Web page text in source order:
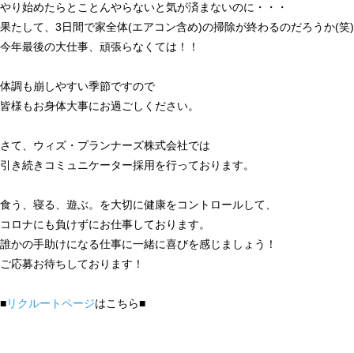
やり始めたらとことんやらないと気が済まないのに・・・
果たして、3日間で家全体(エアコン含め)の掃除が終わるのだろうか(笑)
今年最後の大仕事、頑張らなくては！！
体調も崩しやすい季節ですので
皆様もお身体大事にお過ごしください。
さて、ウィズ・プランナーズ株式会社では
引き続きコミュニケーター採用を行っております。
食う、寝る、遊ぶ。を大切に健康をコントロールして、
コロナにも負けずにお仕事しております。
誰かの手助けになる仕事に一緒に喜びを感じましょう！
ご応募お待ちしております！
■リクルートページはこちら■